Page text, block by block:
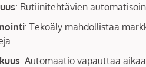
: Rutiinitehtävien
: Tekoäly mahdollistaa
: Automaatio vapauttaa